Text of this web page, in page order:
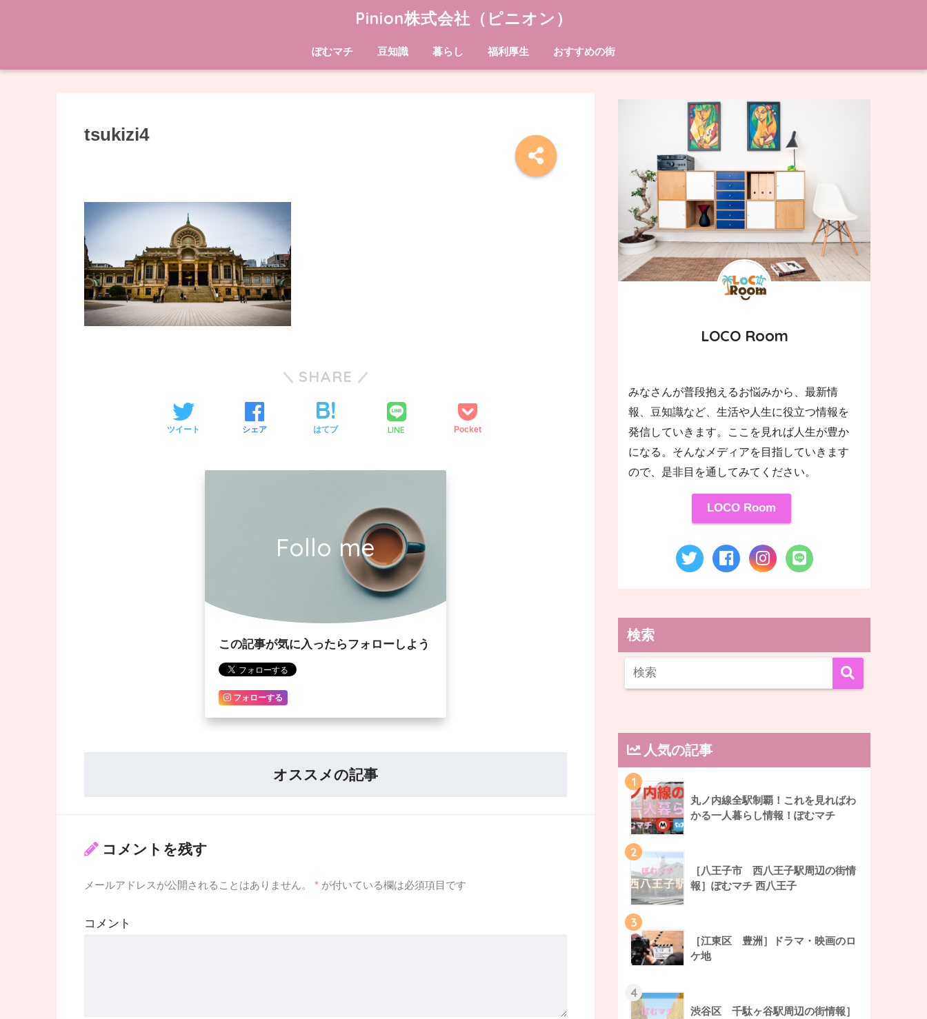
Pinion株式会社（ピニオン）
ぽむマチ 豆知識 暮らし 福利厚生 おすすめの街
tsukizi4
SHARE
ツイート シェア はてブ LINE Pocket
Follo me
この記事が気に入ったらフォローしよう
フォローする
オススメの記事
コメントを残す
メールアドレスが公開されることはありません。 * が付いている欄は必須項目です
コメント
LOCO Room
みなさんが普段抱えるお悩みから、最新情
報、豆知識など、生活や人生に役立つ情報を
発信していきます。ここを見れば人生が豊か
になる。そんなメディアを目指していきます
ので、是非目を通してみてください。
LOCO Room
検索
人気の記事
1
丸ノ内線全駅制覇！これを見ればわ
かる一人暮らし情報！ぽむマチ
2
［八王子市 西八王子駅周辺の街情
報］ぽむマチ 西八王子
3
［江東区 豊洲］ドラマ・映画のロ
ケ地
4
渋谷区 千駄ヶ谷駅周辺の街情報］